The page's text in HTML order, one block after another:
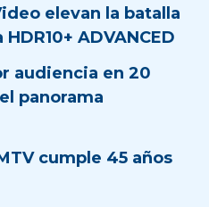
elevan la batalla
ADVANCED
audiencia en 20
panorama
cumple 45 años